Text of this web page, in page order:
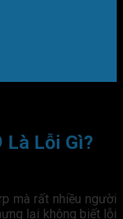
Là Lỗi Gì?
mà rất nhiều người
lại không biết lỗi